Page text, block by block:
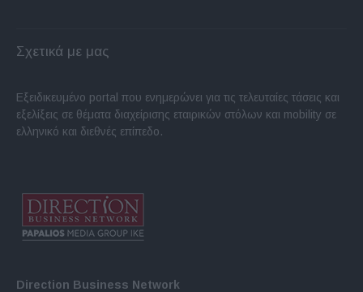
Σχετικά με μας
Εξειδικευμένο portal που ενημερώνει για τις τελευταίες τάσεις και
εξελίξεις σε θέματα διαχείρισης εταιρικών στόλων και mobility σε
ελληνικό και διεθνές επίπεδο.
Direction Business Network